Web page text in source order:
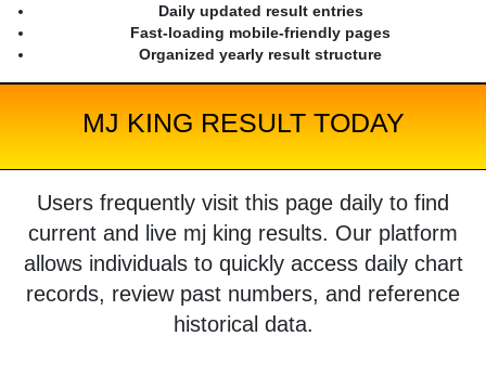
Daily updated result entries
Fast-loading mobile-friendly pages
Organized yearly result structure
MJ KING RESULT TODAY
Users frequently visit this page daily to find
current and live mj king results. Our platform
allows individuals to quickly access daily chart
records, review past numbers, and reference
historical data.